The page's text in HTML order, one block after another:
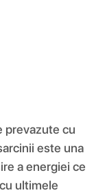
prevazute cu
este una
a energiei ce
ultimele